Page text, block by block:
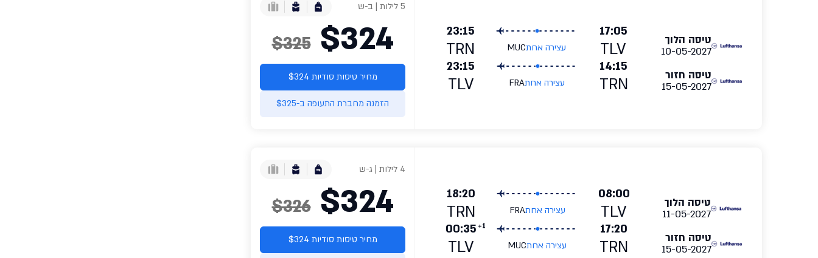
טיסה הלוך
10-05-2027
17:05
TLV עצירה אחתMUC
23:15
TRN
טיסה חזור
15-05-2027
14:15
TRN עצירה אחתFRA
23:15
TLV
$324
$325
5 לילות | ב-ש
מחיר טיסות סודיות $324
הזמנה מחברת התעופה ב-$325
טיסה הלוך
11-05-2027
08:00
TLV עצירה אחתFRA
18:20
TRN
טיסה חזור
15-05-2027
17:20
TRN עצירה אחתMUC
00:35 +1
TLV
$324
$326
4 לילות | ג-ש
מחיר טיסות סודיות $324